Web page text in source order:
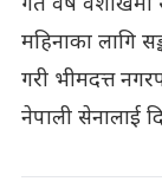
महिनाका लागि
गरी भीमदत्त
नेपाली सेनालाई